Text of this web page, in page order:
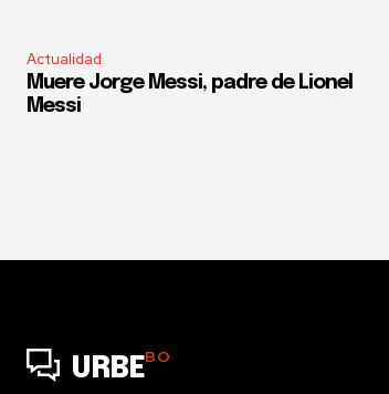
Actualidad
Muere Jorge Messi, padre de Lionel
Messi
URBEBO